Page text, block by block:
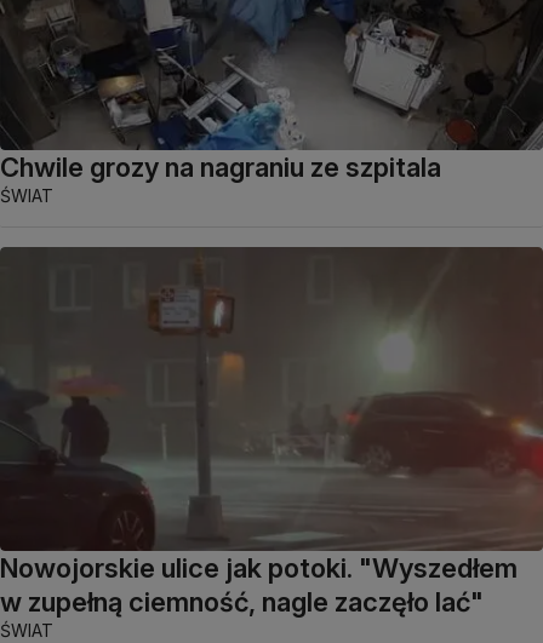
Chwile grozy na nagraniu ze szpitala
ŚWIAT
Nowojorskie ulice jak potoki. "Wyszedłem
w zupełną ciemność, nagle zaczęło lać"
ŚWIAT